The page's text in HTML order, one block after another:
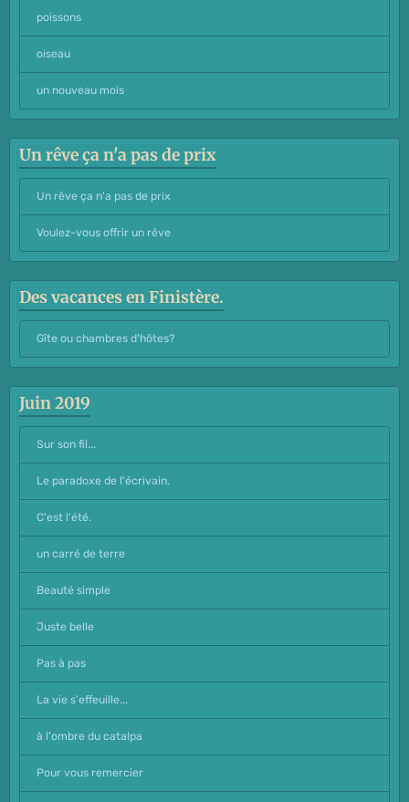
poissons
oiseau
un nouveau mois
Un rêve ça n'a pas de prix
Un rêve ça n'a pas de prix
Voulez-vous offrir un rêve
Des vacances en Finistère.
Gîte ou chambres d'hôtes?
Juin 2019
Sur son fil...
Le paradoxe de l'écrivain.
C'est l'été.
un carré de terre
Beauté simple
Juste belle
Pas à pas
La vie s'effeuille...
à l'ombre du catalpa
Pour vous remercier